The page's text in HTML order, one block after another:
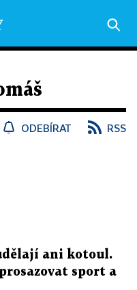
ODEBÍRAT RSS
ani kotoul.
sport a